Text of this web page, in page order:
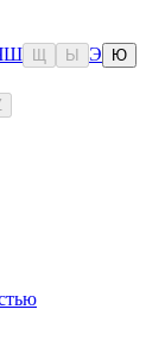
Ш Ы Э
Ю